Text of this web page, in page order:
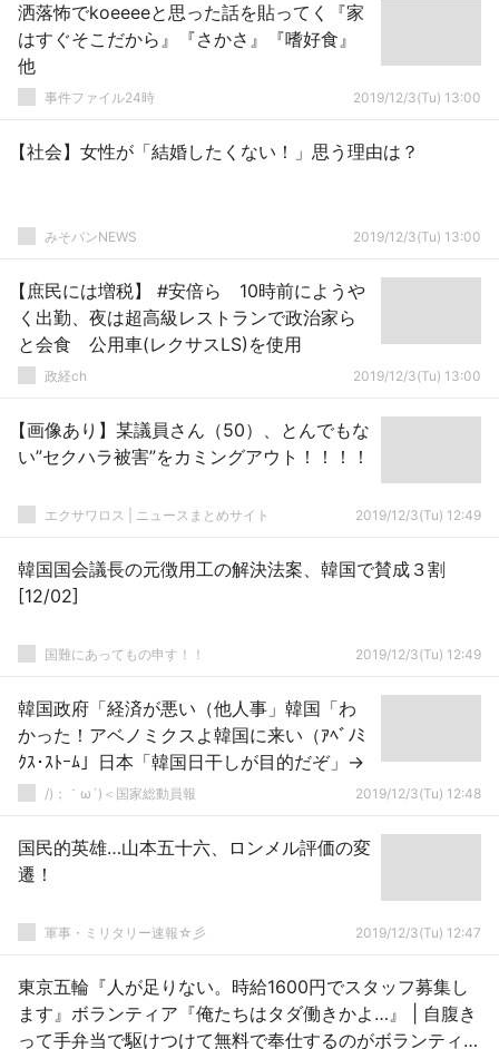
洒落怖でkoeeeeと思った話を貼ってく『家
はすぐそこだから』『さかさ』『嗜好食』
他
事件ファイル24時 2019/12/3(Tu) 13:00
【社会】女性が「結婚したくない！」思う理由は？
みそパンNEWS 2019/12/3(Tu) 13:00
【庶民には増税】 #安倍ら 10時前にようや
く出勤、夜は超高級レストランで政治家ら
と会食 公用車(レクサスLS)を使用
政経ch 2019/12/3(Tu) 13:00
【画像あり】某議員さん（50）、とんでもな
い”セクハラ被害”をカミングアウト！！！！
エクサワロス | ニュースまとめサイト 2019/12/3(Tu) 12:49
韓国国会議長の元徴用工の解決法案、韓国で賛成３割
[12/02]
国難にあってもの申す！！ 2019/12/3(Tu) 12:49
韓国政府「経済が悪い（他人事」韓国「わ
かった！アベノミクスよ韓国に来い（ｱﾍﾞﾉﾐ
ｸｽ･ｽﾄｰﾑ」日本「韓国日干しが目的だぞ」→
/)；｀ω´)＜国家総動員報 2019/12/3(Tu) 12:48
国民的英雄…山本五十六、ロンメル評価の変
遷！
軍事・ミリタリー速報☆彡 2019/12/3(Tu) 12:47
東京五輪『人が足りない。時給1600円でスタッフ募集し
ます』ボランティア『俺たちはタダ働きかよ…』 | 自腹き
って手弁当で駆けつけて無料で奉仕するのがボランティア